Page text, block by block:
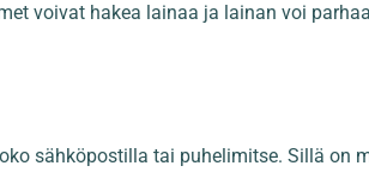
voivat hakea lainaa ja lainan voi
sähköpostilla tai puhelimitse. Sillä on